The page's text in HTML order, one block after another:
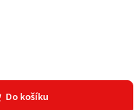
Do košíku